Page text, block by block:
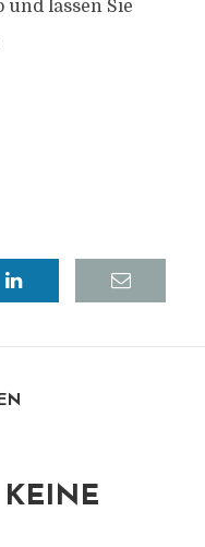
lassen Sie
KEINE